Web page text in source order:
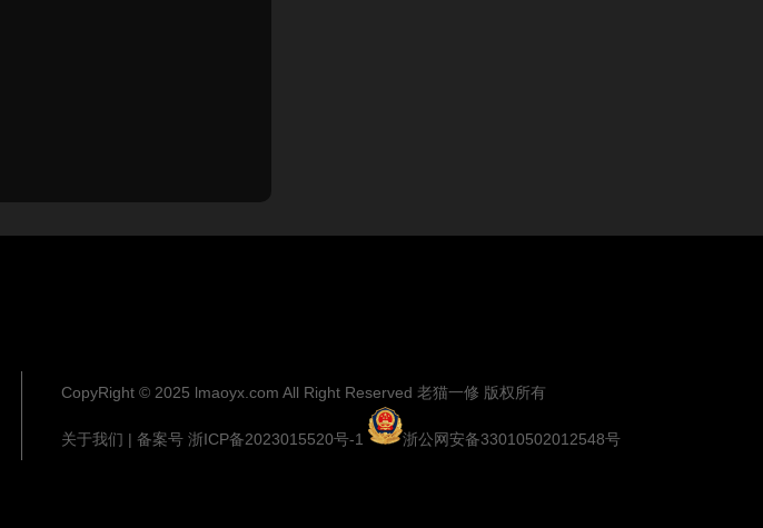
CopyRight © 2025 lmaoyx.com All Right Reserved 老猫一修 版权所有
关于我们 | 备案号 浙ICP备2023015520号-1 浙公网安备33010502012548号